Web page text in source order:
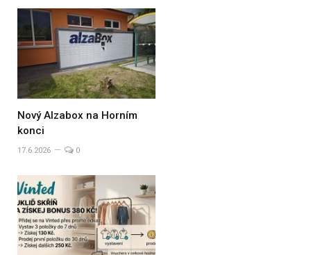
Nový Alzabox na Horním
konci
17.6.2026 0